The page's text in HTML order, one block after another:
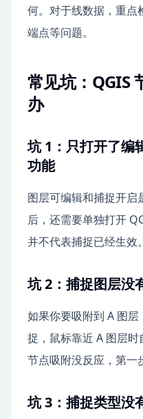
何。对于线数据，重点
端点等问题。
常见坑：QGIS
办
坑 1：只打开了编
功能
图层可编辑和捕捉开启
后，还需要单独打开
并不代表捕捉已经生效。
坑 2：捕捉图层没
如果你要吸附到 A 图
捉，鼠标靠近 A 图层
节点吸附没反应，第一
坑 3：捕捉类型没